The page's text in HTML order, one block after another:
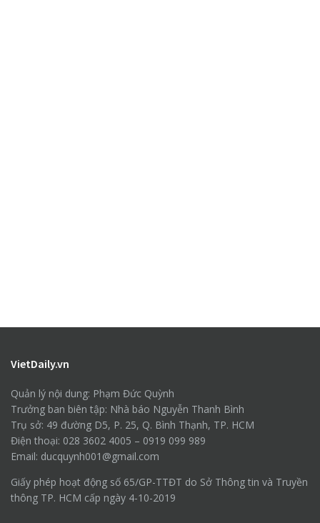
VietDaily.vn
Quản lý nội dung: Phạm Đức Quỳnh
Trưởng ban biên tập: Nhà báo Nguyễn Thanh Bình
Trụ sở: 49 đường D5, P. 25, Q. Bình Thạnh, TP. HCM
Điện thoại: 028 3602 4005 – 0919 099 989
Email: ducquynh001@gmail.com
Giấy phép hoạt động số 65/GP-TTĐT do Sở Thông tin và Truyền
thông TP. HCM cấp ngày 4-10-2019